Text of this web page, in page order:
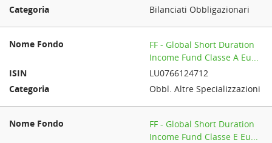
Bilanciati Obbligazionari
FF - Global Short Duration
Income Fund Classe A Eu...
LU0766124712
Obbl. Altre Specializzazioni
FF - Global Short Duration
Income Fund Classe E Eu...